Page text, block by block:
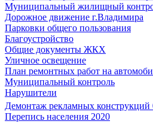
Муниципальный жилищный
Дорожное движение г.Владимира
Парковки общего пользования
Благоустройство
Общие документы ЖКХ
Уличное освещение
План ремонтных работ на
Муниципальный контроль
Нарушители
Демонтаж рекламных конструкций
Перепись населения 2020